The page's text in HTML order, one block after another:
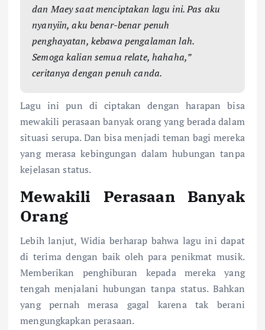
dan Maey saat menciptakan lagu ini. Pas aku
nyanyiin, aku benar-benar penuh
penghayatan, kebawa pengalaman lah.
Semoga kalian semua relate, hahaha,”
ceritanya dengan penuh canda.
Lagu ini pun di ciptakan dengan harapan bisa
mewakili perasaan banyak orang yang berada dalam
situasi serupa. Dan bisa menjadi teman bagi mereka
yang merasa kebingungan dalam hubungan tanpa
kejelasan status.
Mewakili Perasaan Banyak
Orang
Lebih lanjut, Widia berharap bahwa lagu ini dapat
di terima dengan baik oleh para penikmat musik.
Memberikan penghiburan kepada mereka yang
tengah menjalani hubungan tanpa status. Bahkan
yang pernah merasa gagal karena tak berani
mengungkapkan perasaan.